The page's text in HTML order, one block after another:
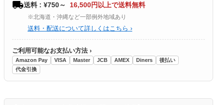
送料 : ¥750～ 16,500円以上で送料無料
※北海道・沖縄など一部例外地域あり
送料・配送について詳しくはこちら ›
ご利用可能なお支払い方法 ›
Amazon Pay VISA Master JCB AMEX Diners
後払い
代金引換